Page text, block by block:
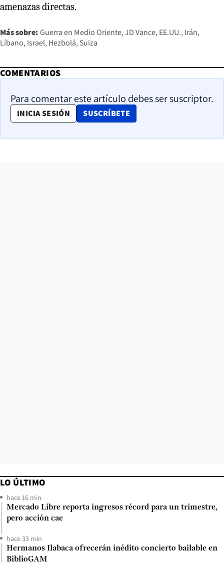
amenazas directas.
Más sobre: Guerra en Medio Oriente JD Vance EE.UU. Irán
Líbano Israel Hezbolá Suiza
COMENTARIOS
Para comentar este artículo debes ser suscriptor.
INICIA SESIÓN SUSCRÍBETE
OPENS IN NEW WINDOW
LO ÚLTIMO
hace 16 min
Mercado Libre reporta ingresos récord para un trimestre,
pero acción cae
hace 33 min
Hermanos Ilabaca ofrecerán inédito concierto bailable en
BiblioGAM